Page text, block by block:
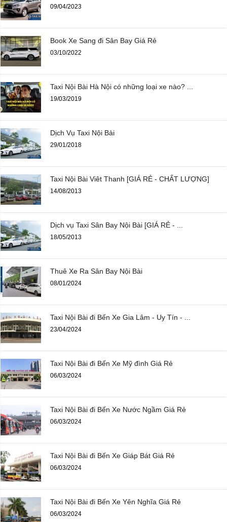
09/04/2023
Book Xe Sang đi Sân Bay Giá Rẻ
03/10/2022
Taxi Nội Bài Hà Nội có những loại xe nào? ...
19/03/2019
Dịch Vụ Taxi Nội Bài
29/01/2018
Taxi Nội Bài Viêt Thanh [GIÁ RẺ - CHẤT LƯỢNG]
14/08/2013
Dịch vụ Taxi Sân Bay Nội Bài [GIÁ RẺ - ...
18/05/2013
Thuê Xe Ra Sân Bay Nội Bài
08/01/2024
Taxi Nội Bài đi Bến Xe Gia Lâm - Uy Tín - ...
23/04/2024
Taxi Nội Bài đi Bến Xe Mỹ đình Giá Rẻ
06/03/2024
Taxi Nội Bài đi Bến Xe Nước Ngầm Giá Rẻ
06/03/2024
Taxi Nội Bài đi Bến Xe Giáp Bát Giá Rẻ
06/03/2024
Taxi Nội Bài đi Bến Xe Yên Nghĩa Giá Rẻ
06/03/2024